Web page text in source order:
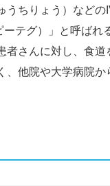
うちりょう）など
テグ）」と呼ば
者さんに対し、食
、他院や大学病院